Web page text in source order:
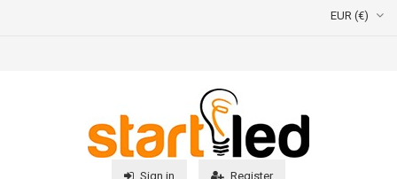
EUR (€)
Sign in Register